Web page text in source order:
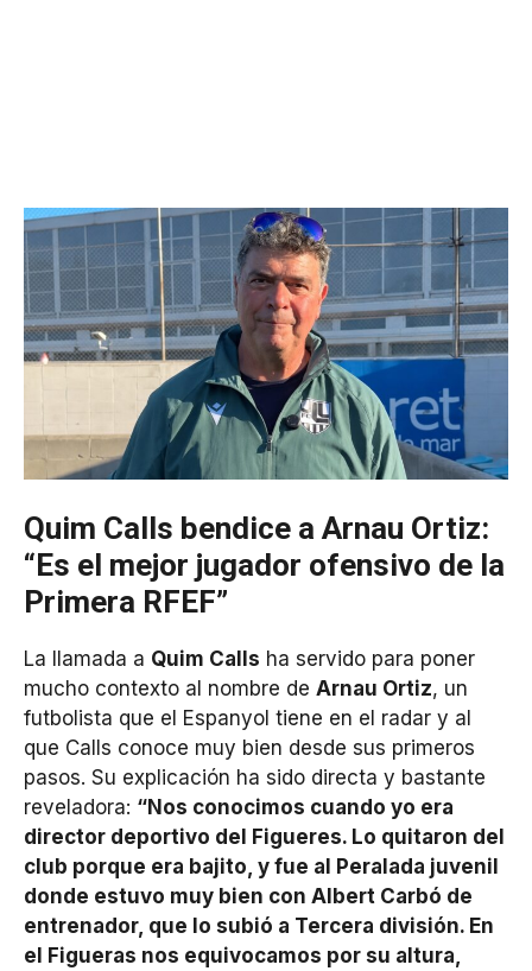
Quim Calls bendice a Arnau Ortiz:
“Es el mejor jugador ofensivo de la
Primera RFEF”
La llamada a Quim Calls ha servido para poner
mucho contexto al nombre de Arnau Ortiz, un
futbolista que el Espanyol tiene en el radar y al
que Calls conoce muy bien desde sus primeros
pasos. Su explicación ha sido directa y bastante
reveladora: “Nos conocimos cuando yo era
director deportivo del Figueres. Lo quitaron del
club porque era bajito, y fue al Peralada juvenil
donde estuvo muy bien con Albert Carbó de
entrenador, que lo subió a Tercera división. En
el Figueras nos equivocamos por su altura,